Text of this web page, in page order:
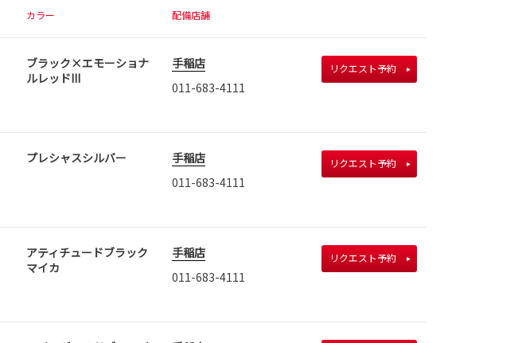
カラー 配備店舗
ブラック×エモーショナ
ルレッドIII
手稲店
011-683-4111
リクエスト予約
プレシャスシルバー
手稲店
011-683-4111
リクエスト予約
アティチュードブラック
マイカ
手稲店
011-683-4111
リクエスト予約